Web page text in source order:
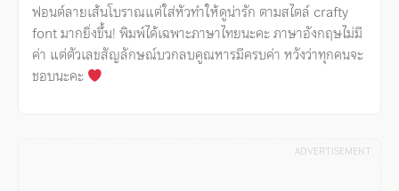
ฟอนต์ลายเส้นโบราณแต่ใส่หัวทำให้ดูน่ารัก ตามสไตล์ crafty
font มากยิ่งขึ้น! พิมพ์ได้เฉพาะภาษาไทยนะคะ ภาษาอังกฤษไม่มี
ค่า แต่ตัวเลขสัญลักษณ์บวกลบคูณหารมีครบค่า หวังว่าทุกคนจะ
ชอบนะคะ